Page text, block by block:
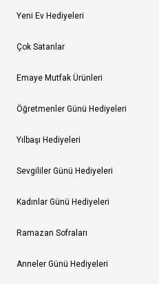
Yeni Ev Hediyeleri
Çok Satanlar
Emaye Mutfak Ürünleri
Öğretmenler Günü Hediyeleri
Yılbaşı Hediyeleri
Sevgililer Günü Hediyeleri
Kadınlar Günü Hediyeleri
Ramazan Sofraları
Anneler Günü Hediyeleri